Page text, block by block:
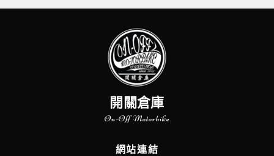
開關倉庫
On-Off Motorbike
網站連結